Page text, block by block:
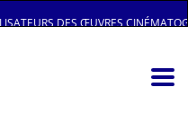
CINÉMATOGRAPHIQUES